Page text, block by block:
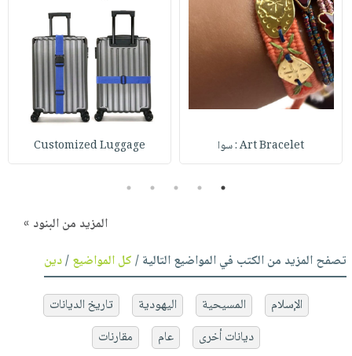
Art Bracelet : سوا Customized Luggage
1
2
3
4
5
المزيد من البنود »
تصفح المزيد من الكتب في المواضيع التالية /كل المواضيع/دين
الإسلام المسيحية اليهودية
تاريخ الديانات
ديانات أخرى
عام مقارنات